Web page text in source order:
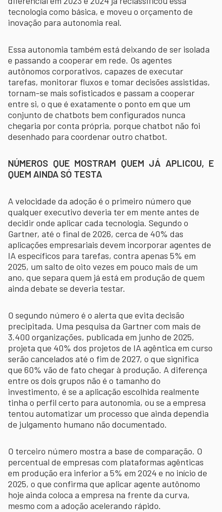
tecnologia como básica, e moveu o orçamento de
inovação para autonomia real.
Essa autonomia também está deixando de ser isolada
e passando a cooperar em rede. Os agentes
autônomos corporativos, capazes de executar
tarefas, monitorar fluxos e tomar decisões assistidas,
tornam-se mais sofisticados e passam a cooperar
entre si, o que é exatamente o ponto em que um
conjunto de chatbots bem configurados nunca
chegaria por conta própria, porque chatbot não foi
desenhado para coordenar outro chatbot.
NÚMEROS QUE MOSTRAM QUEM JÁ APLICOU, E
QUEM AINDA SÓ TESTA
A velocidade da adoção é o primeiro número que
qualquer executivo deveria ter em mente antes de
decidir onde aplicar cada tecnologia. Segundo o
Gartner, até o final de 2026, cerca de 40% das
aplicações empresariais devem incorporar agentes de
IA específicos para tarefas, contra apenas 5% em
2025, um salto de oito vezes em pouco mais de um
ano, que separa quem já está em produção de quem
ainda debate se deveria testar.
O segundo número é o alerta que evita decisão
precipitada. Uma pesquisa da Gartner com mais de
3.400 organizações, publicada em junho de 2025,
projeta que 40% dos projetos de IA agêntica em curso
serão cancelados até o fim de 2027, o que significa
que 60% vão de fato chegar à produção. A diferença
entre os dois grupos não é o tamanho do
investimento, é se a aplicação escolhida realmente
tinha o perfil certo para autonomia, ou se a empresa
tentou automatizar um processo que ainda dependia
de julgamento humano não documentado.
O terceiro número mostra a base de comparação. O
percentual de empresas com plataformas agênticas
em produção era inferior a 5% em 2024 e no início de
2025, o que confirma que aplicar agente autônomo
hoje ainda coloca a empresa na frente da curva,
mesmo com a adoção acelerando rápido.